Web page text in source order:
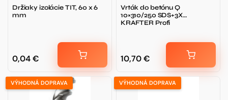
Držiaky izolácie TIT, 60 x 6
mm
0,04€
Vrták do betónu Q
10×310/250 SDS+3X
KRAFTER Profi
10,70€
VÝHODNÁ DOPRAVA VÝHODNÁ DOPRAVA